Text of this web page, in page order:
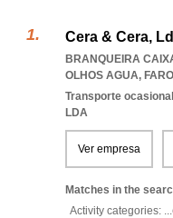
Cera & Cera,
BRANQUEIRA
OLHOS AGUA, FARO
Transporte
LDA
Ver empresa
Matches in the
Activity categories: ...